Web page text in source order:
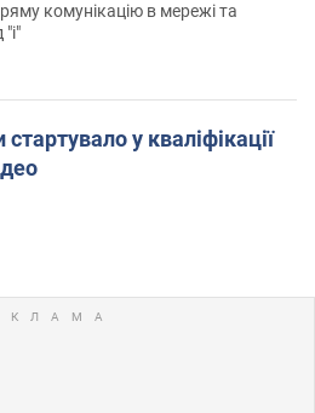
комунікацію в мережі та
у кваліфікації